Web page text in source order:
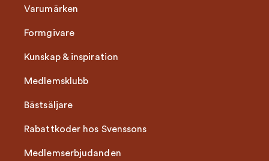
Varumärken
Formgivare
Kunskap & inspiration
Medlemsklubb
Bästsäljare
Rabattkoder hos Svenssons
Medlemserbjudanden